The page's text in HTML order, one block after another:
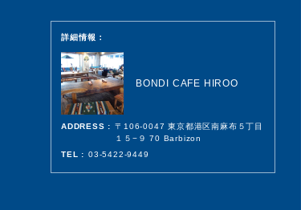
詳細情報：
BONDI CAFE HIROO
ADDRESS : 〒106-0047 東京都港区南麻布５丁目
１５−９ 70 Barbizon
TEL : 03-5422-9449